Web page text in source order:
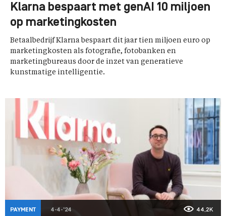
Klarna bespaart met genAI 10 miljoen
op marketingkosten
Betaalbedrijf Klarna bespaart dit jaar tien miljoen euro op
marketingkosten als fotografie, fotobanken en
marketingbureaus door de inzet van generatieve
kunstmatige intelligentie.
PAYMENT 4-4-'24 44,2K